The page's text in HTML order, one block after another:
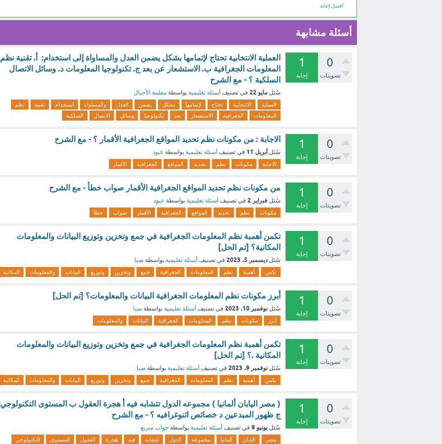
أفضل إجابة
أسئلة مشابهة
0
تصويتات
1
إجابة
العملية الانتخابية تحتاج لإتمامها بشكل يضمن العدل والمساواة إلى استخدام: أ. تقنية نظم
المعلومات الجغرافية ب. الاستشعار عن بعد ج. تكنولوجيا المعلومات د. وسائل الاتصال
السلكية ؟ - مع الشرح
سُئل مايو 22 في تصنيف أسئلة تعليمية بواسطة معلمة الأجيال
العملية الانتخابية تحتاج لإتمامها بشكل يضمن العدل والمساواة استخدام تقنية
نظم
المعلومات
الجغرافية الاستشعار بعد تكنولوجيا وسائل الاتصال السلكية
0
تصويتات
1
إجابة
الاجابة : من مكونات نظم تحديد المواقع الجغرافية الأقمار ؟ - مع الشرح
سُئل أبريل 11 في تصنيف أسئلة تعليمية بواسطة عبود
الاجابة مكونات نظم تحديد المواقع الجغرافية الأقمار
0
تصويتات
1
إجابة
من مكونات نظم تحديد المواقع الجغرافية الأقمار صواب خطأ - مع الشرح
سُئل فبراير 2 في تصنيف أسئلة تعليمية بواسطة عبود
مكونات نظم تحديد المواقع الجغرافية الأقمار صواب خطأ
0
تصويتات
1
إجابة
تكمن أهمبة نظم المعلومات الجغرافية في جمع وتخزين وتوزيع البيانات والمعلومات
المكانية؟ [تم الحل]
سُئل ديسمبر 5، 2023 في تصنيف أسئلة تعليمية بواسطة صبا
تكمن أهمبة نظم المعلومات الجغرافية جمع وتخزين وتوزيع البيانات والمعلومات المكانية
0
تصويتات
1
إجابة
أبرز مكونات نظم المعلومات الجغرافية البيانات والمعلومات؟ [تم الحل]
سُئل نوفمبر 10، 2023 في تصنيف أسئلة تعليمية بواسطة صبا
أبرز مكونات نظم المعلومات الجغرافية البيانات والمعلومات
0
تصويتات
1
إجابة
تكمن أهمبة نظم المعلومات الجغرافية في جمع وتخزين وتوزيع البيانات والمعلومات
المكانية .؟ [تم الحل]
سُئل نوفمبر 9، 2023 في تصنيف أسئلة تعليمية بواسطة صبا
تكمن أهمبة نظم المعلومات الجغرافية جمع وتخزين وتوزيع البيانات والمعلومات المكانية
0
تصويتات
1
إجابة
‏( مصر اليابان ألمانيا ) مجموعه الدول تتشابه فيه أ ‏هجرة العقول ب ‏المستوى التكنولوجي
ج ‏ظهور المبدعين د ‏خصائص اثنوغرافيه ؟ - مع الشرح
سُئل يونيو 9 في تصنيف أسئلة تعليمية بواسطة جواب سريع
مصر اليابان ألمانيا مجموعه الدول تتشابه فيه هجرة العقول المستوى التكنولوجي